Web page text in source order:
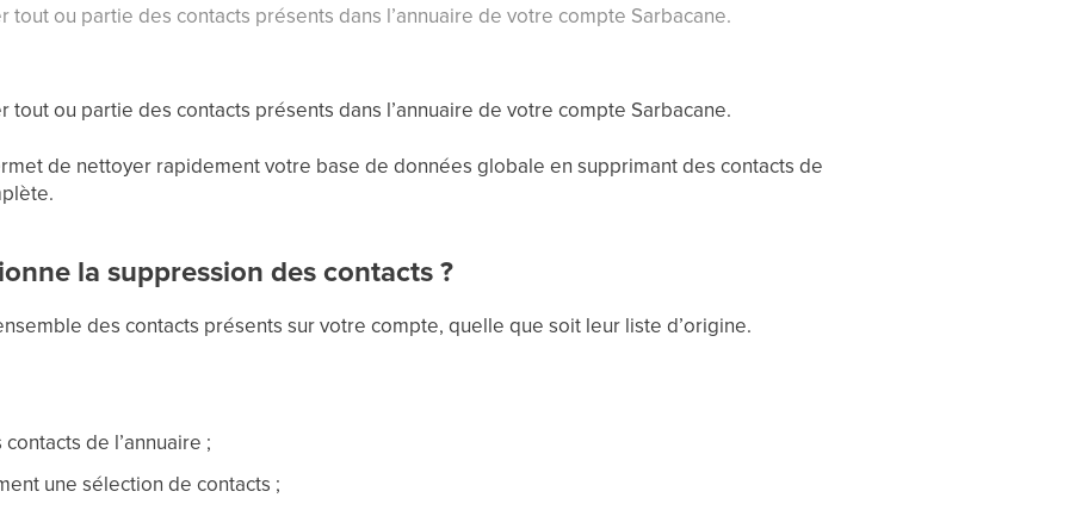
tout ou partie des contacts présents dans l’annuaire de votre compte Sarbacane.
tout ou partie des contacts présents dans l’annuaire de votre compte Sarbacane.
de nettoyer rapidement votre base de données globale en supprimant des contacts de
la suppression des contacts ?
des contacts présents sur votre compte, quelle que soit leur liste d’origine.
de l’annuaire ;
une sélection de contacts ;